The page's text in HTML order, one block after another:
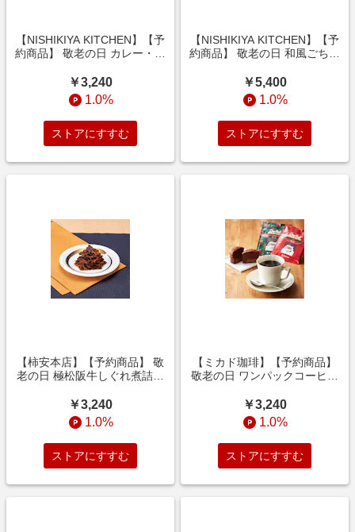
【NISHIKIYA KITCHEN】【予
約商品】 敬老の日 カレー・ス
文は9月9日まで】
￥3,240
1.0%
ストアにすすむ
【NISHIKIYA KITCHEN】【予
約商品】 敬老の日 和風ごちそ
注文は9月9日まで】
￥5,400
1.0%
ストアにすすむ
【柿安本店】【予約商品】 敬
老の日 極松阪牛しぐれ煮詰合
で】
￥3,240
1.0%
ストアにすすむ
【ミカド珈琲】【予約商品】
敬老の日 ワンパックコーヒー
【ご注文は9月12日まで】
￥3,240
1.0%
ストアにすすむ